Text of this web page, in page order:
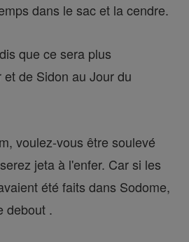
dans le sac et la cendre.
que ce sera plus
de Sidon au Jour du
voulez-vous être soulevé
jeta à l'enfer. Car si les
été faits dans Sodome,
debout .